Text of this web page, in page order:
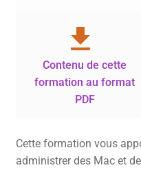
Contenu de cette
formation au format
PDF
Cette formation vous
administrer des Mac et